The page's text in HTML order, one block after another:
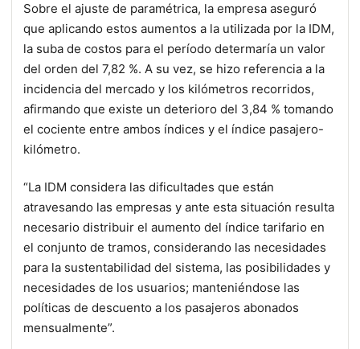
Sobre el ajuste de paramétrica, la empresa aseguró
que aplicando estos aumentos a la utilizada por la IDM,
la suba de costos para el período determaría un valor
del orden del 7,82 %. A su vez, se hizo referencia a la
incidencia del mercado y los kilómetros recorridos,
afirmando que existe un deterioro del 3,84 % tomando
el cociente entre ambos índices y el índice pasajero-
kilómetro.
“La IDM considera las dificultades que están
atravesando las empresas y ante esta situación resulta
necesario distribuir el aumento del índice tarifario en
el conjunto de tramos, considerando las necesidades
para la sustentabilidad del sistema, las posibilidades y
necesidades de los usuarios; manteniéndose las
políticas de descuento a los pasajeros abonados
mensualmente”.